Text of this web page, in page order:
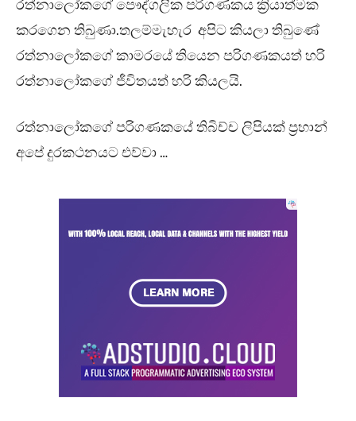
රත්නාලෝකගේ පෞද්ගලික පරිගණකය ක්‍රියාත්මක
කරගෙන තිබුණා.තලම්මැහැර අපිට කියලා තිබුණේ
රත්නාලෝකගේ කාමරයේ තියෙන පරිගණකයත් හරි
රත්නාලෝකගේ ජීවිතයත් හරි කියලයි.
රත්නාලෝකගේ පරිගණකයේ තිබිච්ච ලිපියක් ප්‍රහාන්
අපේ දුරකථනයට එව්වා …